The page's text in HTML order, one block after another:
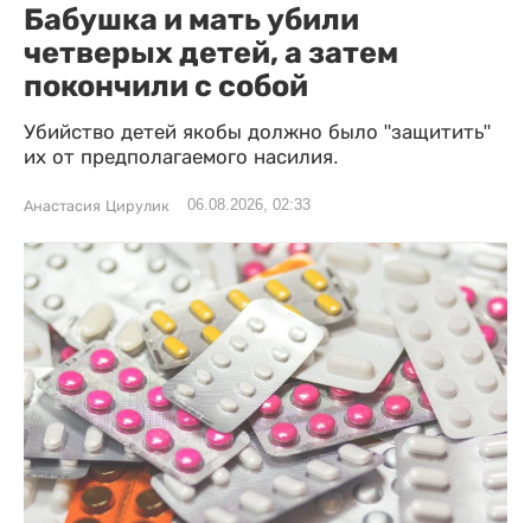
Бабушка и мать убили
четверых детей, а затем
покончили с собой
Убийство детей якобы должно было "защитить"
их от предполагаемого насилия.
Анастасия Цирулик 06.08.2026, 02:33